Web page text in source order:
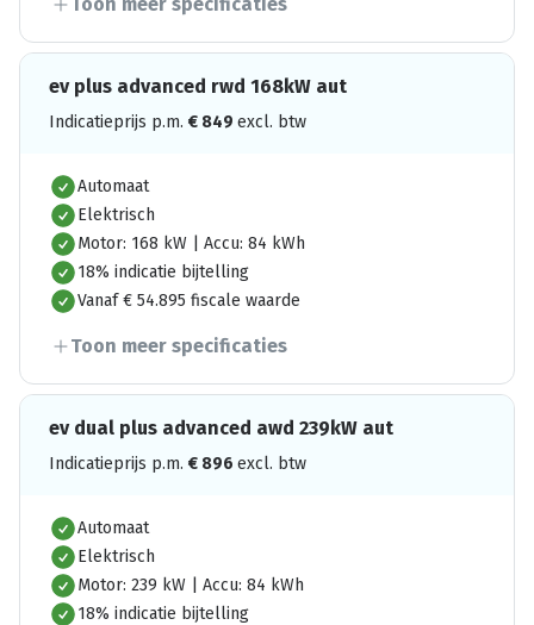
ev plus advanced rwd 168kW aut
Indicatieprijs p.m. € 849 excl. btw
Automaat
Elektrisch
Motor: 168 kW | Accu: 84 kWh
18% indicatie bijtelling
Vanaf € 54.895 fiscale waarde
Toon meer specificaties
ev dual plus advanced awd 239kW aut
Indicatieprijs p.m. € 896 excl. btw
Automaat
Elektrisch
Motor: 239 kW | Accu: 84 kWh
18% indicatie bijtelling